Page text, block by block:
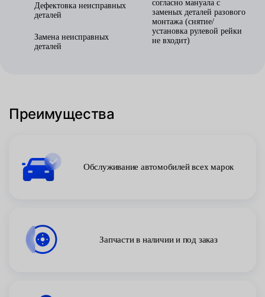
Дефектовка неисправных
деталей
Замена неисправных
деталей
согласно мануала с
заменых деталей разового
монтажа (снятие/
установка рулевой рейки
не входит)
Преимущества
Обслуживание автомобилей всех марок
Запчасти в наличии и под заказ